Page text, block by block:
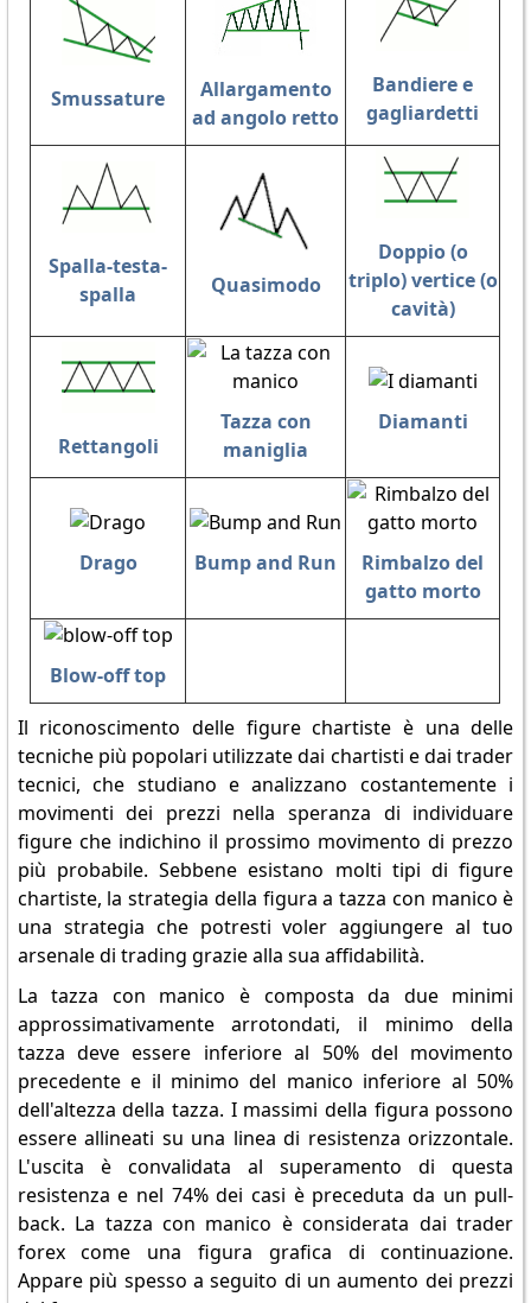
Smussature
Allargamento
ad angolo retto
Bandiere e
gagliardetti
Spalla-testa-
spalla
Quasimodo
Doppio (o
triplo) vertice (o
cavità)
Rettangoli
Tazza con
maniglia
Diamanti
Drago Bump and Run
Rimbalzo del
gatto morto
Blow-off top
Il riconoscimento delle figure chartiste è una delle
tecniche più popolari utilizzate dai chartisti e dai trader
tecnici, che studiano e analizzano costantemente i
movimenti dei prezzi nella speranza di individuare
figure che indichino il prossimo movimento di prezzo
più probabile. Sebbene esistano molti tipi di figure
chartiste, la strategia della figura a tazza con manico è
una strategia che potresti voler aggiungere al tuo
arsenale di trading grazie alla sua affidabilità.
La tazza con manico è composta da due minimi
approssimativamente arrotondati, il minimo della
tazza deve essere inferiore al 50% del movimento
precedente e il minimo del manico inferiore al 50%
dell'altezza della tazza. I massimi della figura possono
essere allineati su una linea di resistenza orizzontale.
L'uscita è convalidata al superamento di questa
resistenza e nel 74% dei casi è preceduta da un pull-
back. La tazza con manico è considerata dai trader
forex come una figura grafica di continuazione.
Appare più spesso a seguito di un aumento dei prezzi